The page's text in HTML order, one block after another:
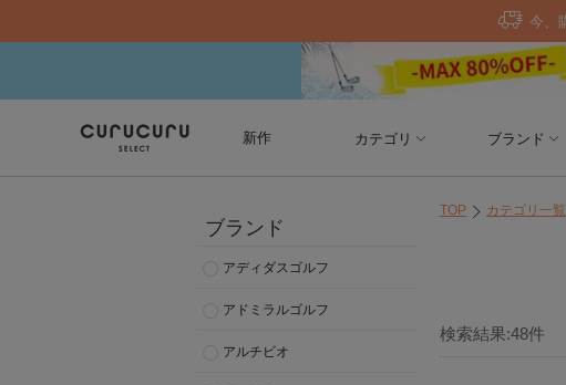
新作 カテゴリ ブランド
ブランド
アディダスゴルフ
アドミラルゴルフ
アルチビオ
TOP カテゴリ一覧
検索結果:48件